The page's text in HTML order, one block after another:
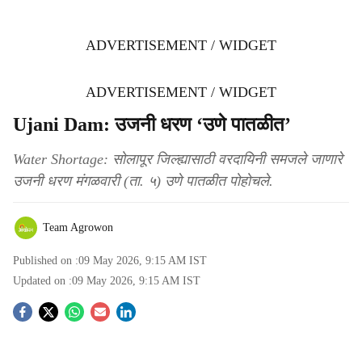
ADVERTISEMENT / WIDGET
ADVERTISEMENT / WIDGET
Ujani Dam: उजनी धरण ‘उणे पातळीत’
Water Shortage: सोलापूर जिल्ह्यासाठी वरदायिनी समजले जाणारे
उजनी धरण मंगळवारी (ता. ५) उणे पातळीत पोहोचले.
Team Agrowon
Published on :09 May 2026, 9:15 AM IST
Updated on :09 May 2026, 9:15 AM IST
S